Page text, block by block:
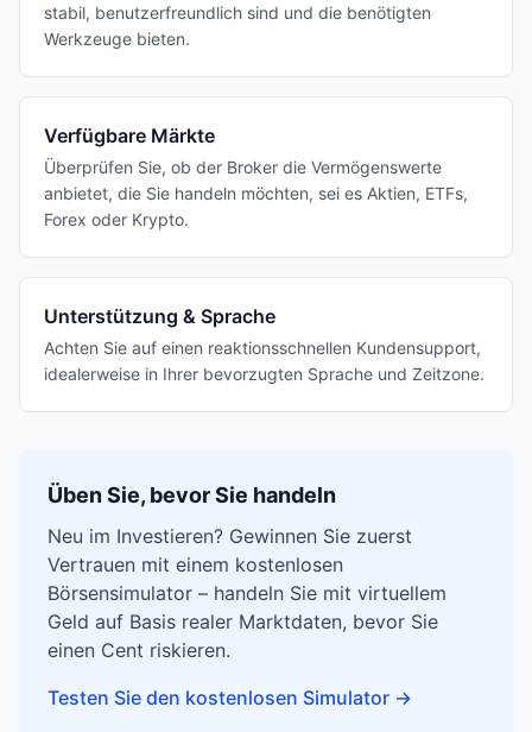
stabil, benutzerfreundlich sind und die benötigten
Werkzeuge bieten.
Verfügbare Märkte
Überprüfen Sie, ob der Broker die Vermögenswerte
anbietet, die Sie handeln möchten, sei es Aktien, ETFs,
Forex oder Krypto.
Unterstützung & Sprache
Achten Sie auf einen reaktionsschnellen Kundensupport,
idealerweise in Ihrer bevorzugten Sprache und Zeitzone.
Üben Sie, bevor Sie handeln
Neu im Investieren? Gewinnen Sie zuerst
Vertrauen mit einem kostenlosen
Börsensimulator – handeln Sie mit virtuellem
Geld auf Basis realer Marktdaten, bevor Sie
einen Cent riskieren.
Testen Sie den kostenlosen Simulator →